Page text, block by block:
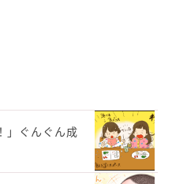
」ぐんぐん成